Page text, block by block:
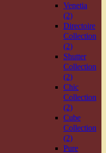
Venetia
(2)
Directoire
Collection
(2)
Shutter
Collection
(2)
Chic
Collection
(2)
Cube
Collection
(2)
Pure